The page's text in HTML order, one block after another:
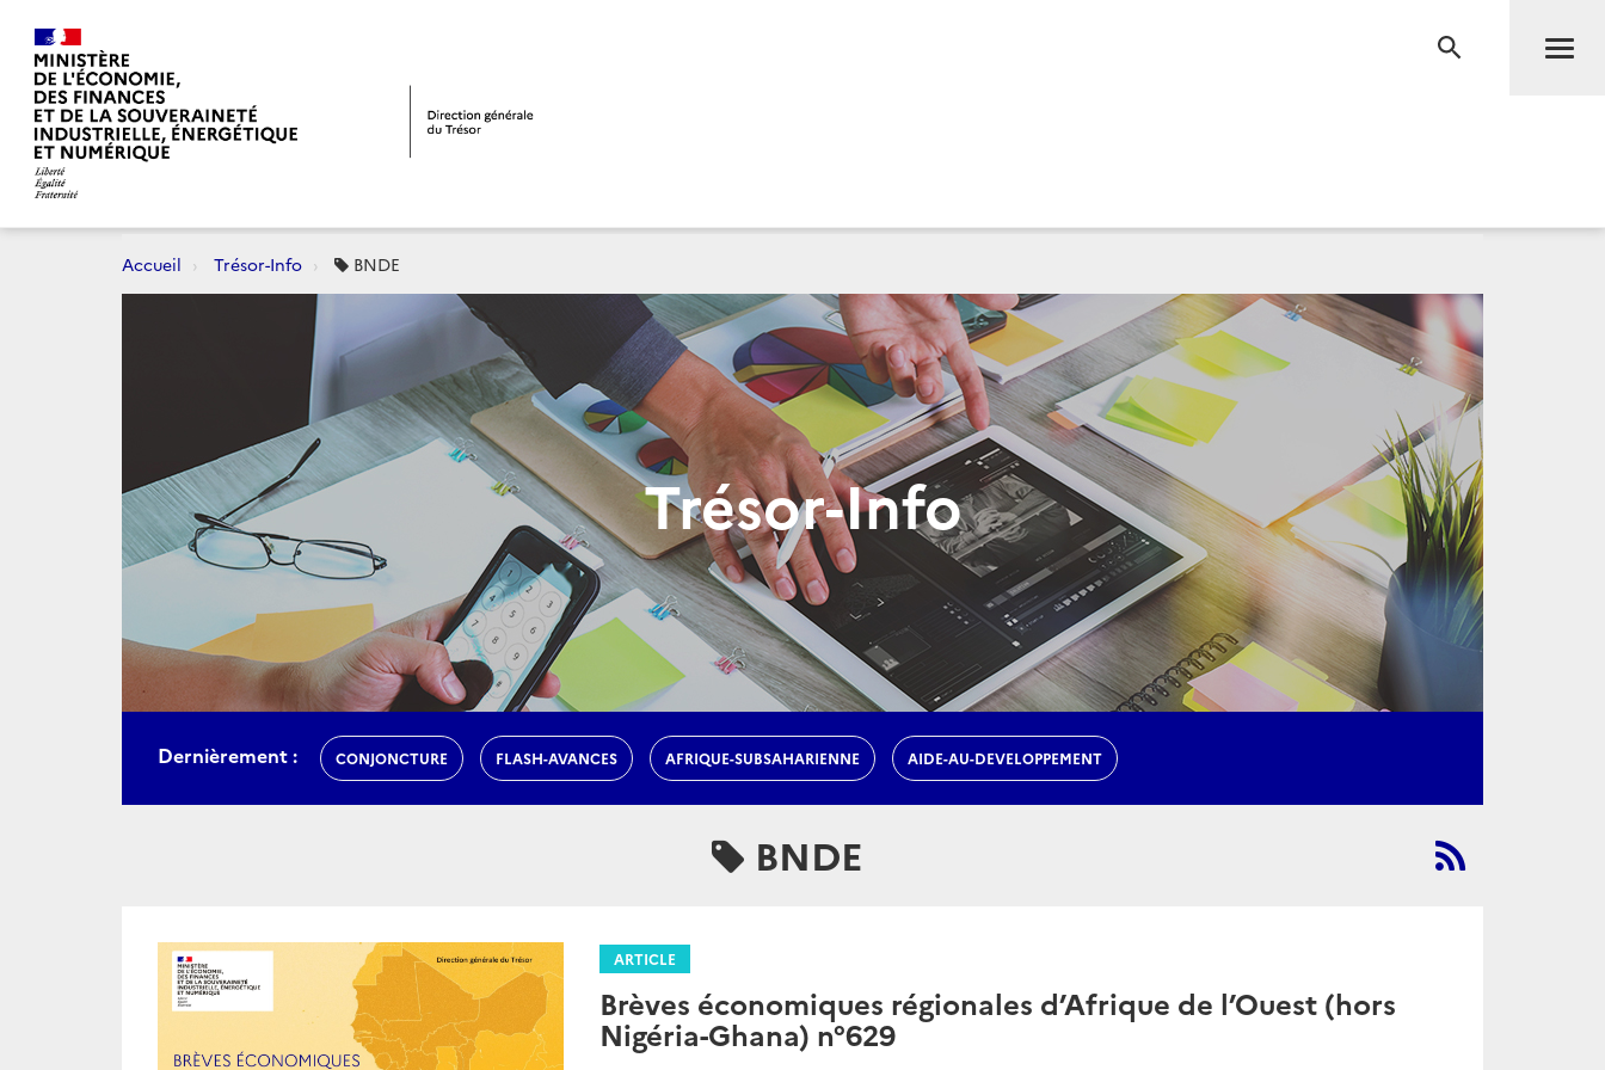
RECHERCHE
Accueil Trésor-Info BNDE
Trésor-Info
Dernièrement : CONJONCTURE FLASH-AVANCES AFRIQUE-SUBSAHARIENNE AIDE-AU-DEVELOPPEMENT
BNDE
ARTICLE
Brèves économiques régionales d’Afrique de l’Ouest (hors
Nigéria-Ghana) n°629